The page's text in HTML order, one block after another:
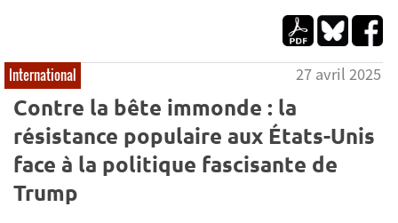
International 27 avril 2025
Contre la bête immonde : la
résistance populaire aux États-Unis
face à la politique fascisante de
Trump